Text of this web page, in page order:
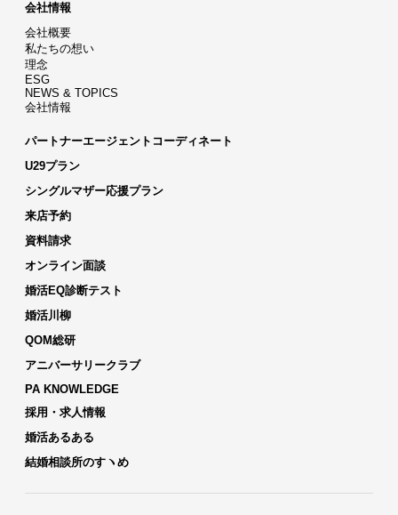
会社情報
会社概要
私たちの想い
理念
ESG
NEWS & TOPICS
会社情報
パートナーエージェントコーディネート
U29プラン
シングルマザー応援プラン
来店予約
資料請求
オンライン面談
婚活EQ診断テスト
婚活川柳
QOM総研
アニバーサリークラブ
PA KNOWLEDGE
採用・求人情報
婚活あるある
結婚相談所のすヽめ